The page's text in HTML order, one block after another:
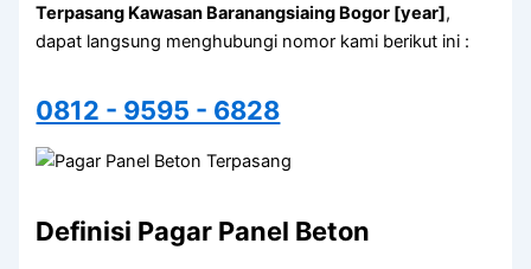
Terpasang Kawasan Baranangsiaing Bogor [year],
dapat langsung menghubungi nomor kami berikut ini :
0812 - 9595 - 6828
Definisi Pagar Panel Beton